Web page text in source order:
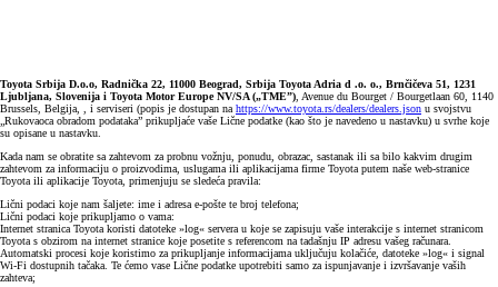
Toyota Srbija D.o.o, Radnička 22, 11000 Beograd, Srbija Toyota Adria d .o. o., Brnčičeva 51, 1231
Ljubljana, Slovenija i Toyota Motor Europe NV/SA („TME”) , Avenue du Bourget / Bourgetlaan 60, 1140
Brussels, Belgija, , i serviseri (popis je dostupan na https://www.toyota.rs/dealers/dealers.json u svojstvu
„Rukovaoca obradom podataka” prikupljaće vaše Lične podatke (kao što je navedeno u nastavku) u svrhe koje
su opisane u nastavku.
Kada nam se obratite sa zahtevom za probnu vožnju, ponudu, obrazac, sastanak ili sa bilo kakvim drugim
zahtevom za informaciju o proizvodima, uslugama ili aplikacijama firme Toyota putem naše web-stranice
Toyota ili aplikacije Toyota, primenjuju se sledeća pravila:
Lični podaci koje nam šaljete: ime i adresa e-pošte te broj telefona;
Lični podaci koje prikupljamo o vama:
Internet stranica Toyota koristi datoteke »log« servera u koje se zapisuju vaše interakcije s internet stranicom
Toyota s obzirom na internet stranice koje posetite s referencom na tadašnju IP adresu vašeg računara.
Automatski procesi koje koristimo za prikupljanje informacijama uključuju kolačiće, datoteke »log« i signal
Wi-Fi dostupnih tačaka. Te ćemo vase Lične podatke upotrebiti samo za ispunjavanje i izvršavanje vaših
zahteva;